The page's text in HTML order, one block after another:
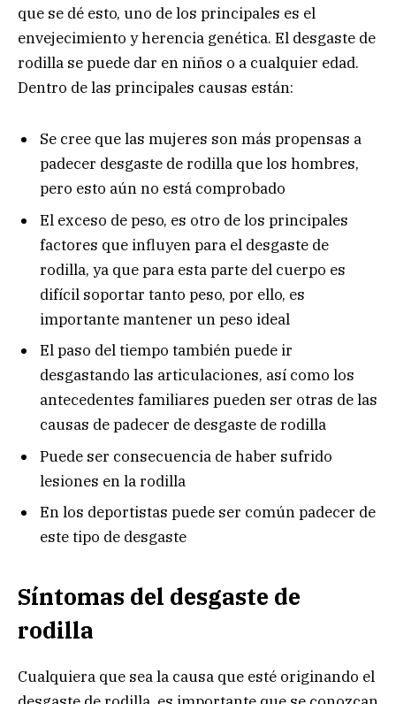
que se dé esto, uno de los principales es el
envejecimiento y herencia genética. El desgaste de
rodilla se puede dar en niños o a cualquier edad.
Dentro de las principales causas están:
Se cree que las mujeres son más propensas a
padecer desgaste de rodilla que los hombres,
pero esto aún no está comprobado
El exceso de peso, es otro de los principales
factores que influyen para el desgaste de
rodilla, ya que para esta parte del cuerpo es
difícil soportar tanto peso, por ello, es
importante mantener un peso ideal
El paso del tiempo también puede ir
desgastando las articulaciones, así como los
antecedentes familiares pueden ser otras de las
causas de padecer de desgaste de rodilla
Puede ser consecuencia de haber sufrido
lesiones en la rodilla
En los deportistas puede ser común padecer de
este tipo de desgaste
Síntomas del desgaste de
rodilla
Cualquiera que sea la causa que esté originando el